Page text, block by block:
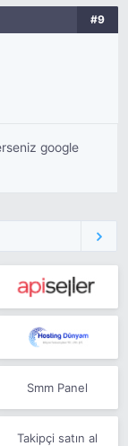
#9
google
Smm Panel
Takipçi satın al